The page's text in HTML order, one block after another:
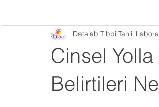
Cinsel Yolla
Belirtileri
Datalab Tıbbi Tahlil